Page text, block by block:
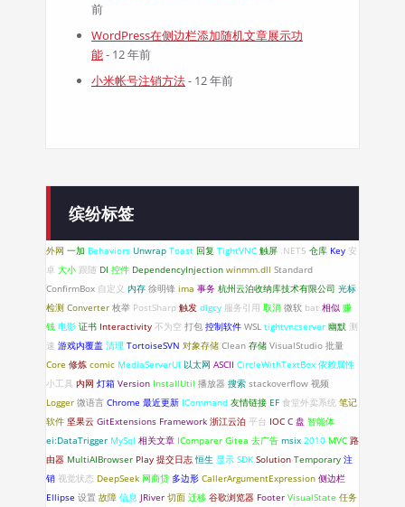
前
WordPress在侧边栏添加随机文章展示功
能- 12 年前
小米帐号注销方法- 12 年前
缤纷标签
外网 一加 Behaviors Unwrap Toast 回复 TightVNC 触屏 .NET5 仓库 Key 安
卓 大小 跟随 DI 控件 DependencyInjection winmm.dll Standard
ConfirmBox 自定义 内存 徐明锋 ima 事务 杭州云泊收纳库技术有限公司 光标
检测 Converter 枚举 PostSharp 触发 dlgcy 服务引用 取消 微软 bat 相似 赚
钱 电影 证书 Interactivity 不为空 打包 控制软件 WSL tightvncserver 幽默 测
速 游戏内覆盖 清理 TortoiseSVN 对象存储 Clean 存储 VisualStudio 批量
Core 修炼 comic MediaServerUI 以太网 ASCII CircleWithTextBox 依赖属性
小工具 内网 灯箱 Version InstallUtil 播放器 搜索 stackoverflow 视频
Logger 微语言 Chrome 最近更新 ICommand 友情链接 EF 食堂外卖系统 笔记
软件 坚果云 GitExtensions Framework 浙江云泊 平台 IOC C 盘 智能体
ei:DataTrigger MySql 相关文章 IComparer Gitea 去广告 msix 2010 MVC 路
由器 MultiAIBrowser Play 提交日志 恒生 显示 SDK Solution Temporary 注
销 视觉状态 DeepSeek 网商贷 多边形 CallerArgumentExpression 侧边栏
Ellipse 设置 故障 信息 JRiver 切面 迁移 谷歌浏览器 Footer VisualState 任务